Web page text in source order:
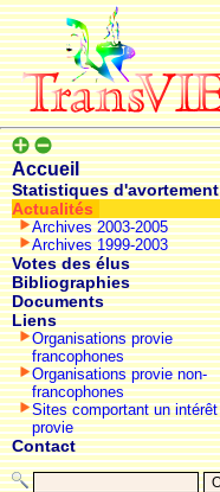
Accueil
Statistiques d'avortement
Actualités
Archives 2003-2005
Archives 1999-2003
Votes des élus
Bibliographies
Documents
Liens
Organisations provie
francophones
Organisations provie non-
francophones
Sites comportant un intérêt
provie
Contact